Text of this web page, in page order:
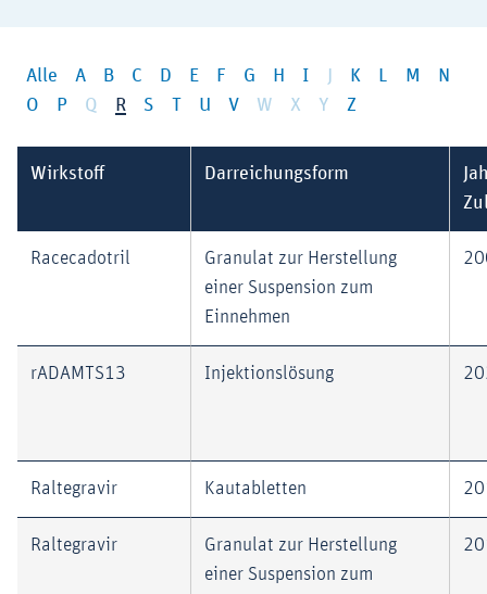
Alle A B C D E F G H I K L M
N
O
P Q R S T U V W X Y Z
Wirkstoff Darreichungsform
Racecadotril
Granulat zur Herstellung
einer Suspension zum
Einnehmen
rADAMTS13 Injektionslösung
Raltegravir Kautabletten
Raltegravir
Granulat zur Herstellung
einer Suspension zum